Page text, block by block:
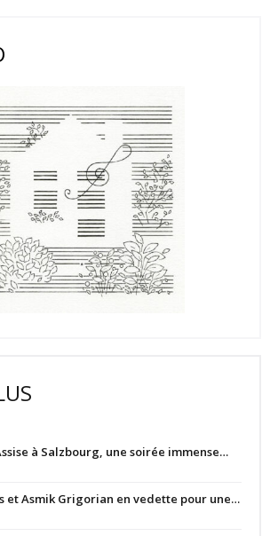
à Salzbourg, une soirée immense…
et Asmik Grigorian en vedette pour une…